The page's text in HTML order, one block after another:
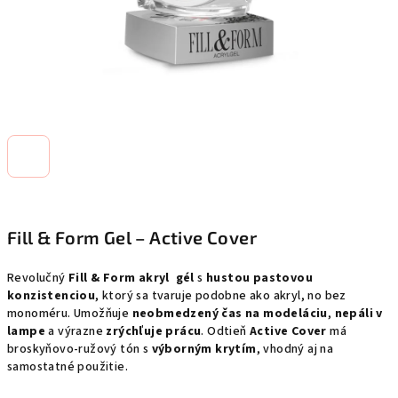
Fill & Form Gel – Active Cover
Revolučný Fill & Form akryl gél s hustou pastovou
konzistenciou, ktorý sa tvaruje podobne ako akryl, no bez
monoméru. Umožňuje neobmedzený čas na modeláciu, nepáli v
lampe a výrazne zrýchľuje prácu. OdtieňActive Cover má
broskyňovo-ružový tón s výborným krytím, vhodný aj na
samostatné použitie.